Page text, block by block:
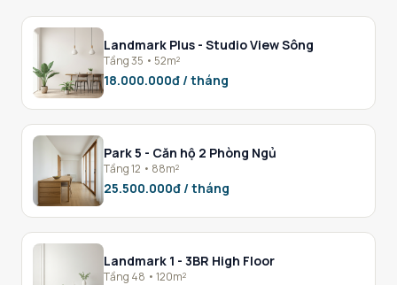
Landmark Plus - Studio View Sông
Tầng 35 • 52m²
18.000.000đ / tháng
Park 5 - Căn hộ 2 Phòng Ngủ
Tầng 12 • 88m²
25.500.000đ / tháng
Landmark 1 - 3BR High Floor
Tầng 48 • 120m²